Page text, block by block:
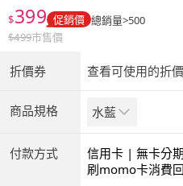
$399 促銷價 總銷量>500
$499市售價
折價券 查看可使用的折
商品規格 水藍
付款方式
信用卡 | 無卡分
商付款 | ATM |
刷momo卡消費